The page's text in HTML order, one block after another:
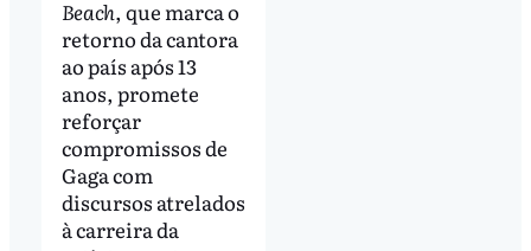
Beach, que marca o
retorno da cantora
ao país após 13
anos, promete
reforçar
compromissos de
Gaga com
discursos atrelados
à carreira da